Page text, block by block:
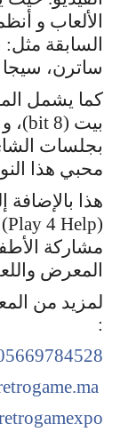
الألعاب و
ساترن، سيجا
كما يشمل
بيت (8
bit)،
بجلسات
محبي هذا
هذا
(
Play 4 Help
مشاركة
المعرض
لمزيد من
: